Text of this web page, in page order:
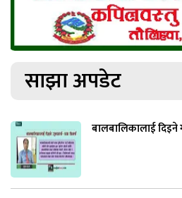
साझा अपडेट
बालबालिकालाई दिइने